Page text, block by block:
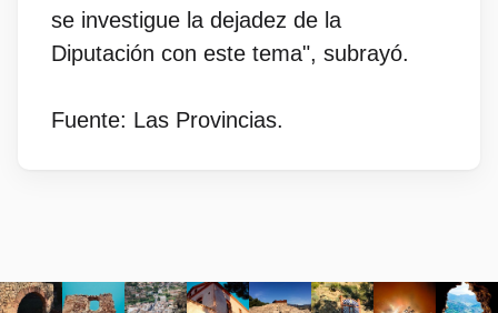
se investigue la dejadez de la
Diputación con este tema", subrayó.
Fuente: Las Provincias.